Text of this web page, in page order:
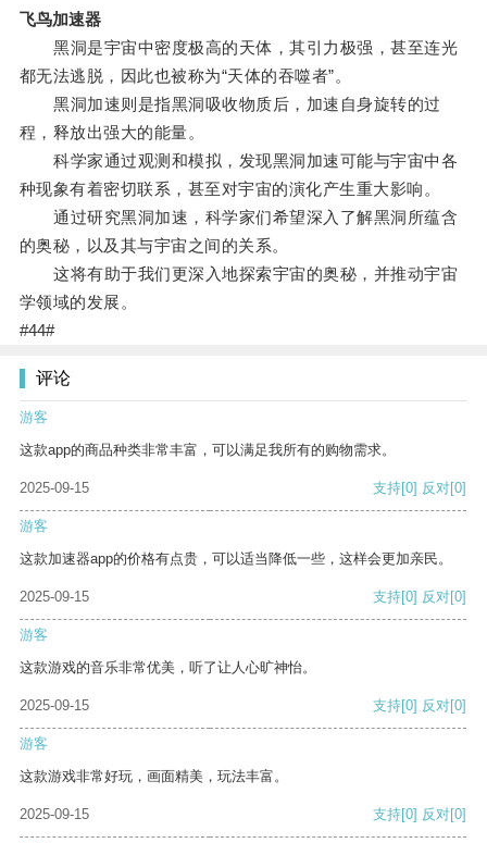
飞鸟加速器
黑洞是宇宙中密度极高的天体，其引力极强，甚至连光
都无法逃脱，因此也被称为“天体的吞噬者”。
黑洞加速则是指黑洞吸收物质后，加速自身旋转的过
程，释放出强大的能量。
科学家通过观测和模拟，发现黑洞加速可能与宇宙中各
种现象有着密切联系，甚至对宇宙的演化产生重大影响。
通过研究黑洞加速，科学家们希望深入了解黑洞所蕴含
的奥秘，以及其与宇宙之间的关系。
这将有助于我们更深入地探索宇宙的奥秘，并推动宇宙
学领域的发展。
#44#
评论
游客
这款app的商品种类非常丰富，可以满足我所有的购物需求。
2025-09-15 支持[0] 反对[0]
游客
这款加速器app的价格有点贵，可以适当降低一些，这样会更加亲民。
2025-09-15 支持[0] 反对[0]
游客
这款游戏的音乐非常优美，听了让人心旷神怡。
2025-09-15 支持[0] 反对[0]
游客
这款游戏非常好玩，画面精美，玩法丰富。
2025-09-15 支持[0] 反对[0]